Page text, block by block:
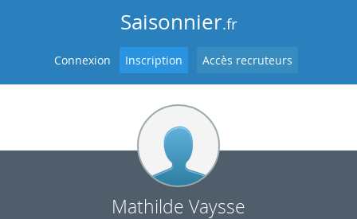
Saisonnier.fr
Connexion Inscription Accès recruteurs
Mathilde Vaysse